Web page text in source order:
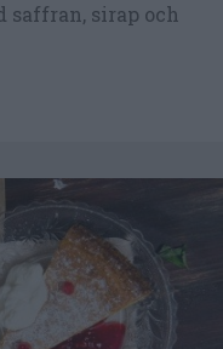
saffran, sirap och